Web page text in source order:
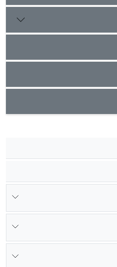
مستقل، حدود 70 درصد از تفییرات متغیر وابسته را
نتایج پژوهش، کاهش بار
نقش مهمی در بهبود مشارکت